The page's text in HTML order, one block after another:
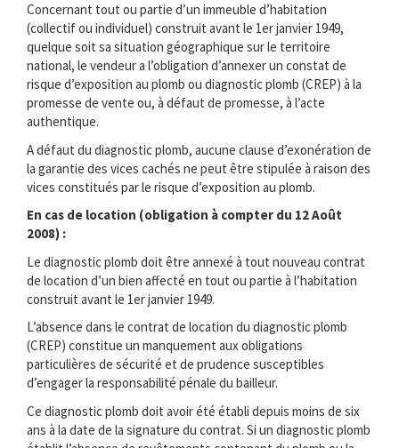
Concernant tout ou partie d’un immeuble d’habitation
(collectif ou individuel) construit avant le 1er janvier 1949,
quelque soit sa situation géographique sur le territoire
national, le vendeur a l’obligation d’annexer un constat de
risque d’exposition au plomb ou diagnostic plomb (CREP) à la
promesse de vente ou, à défaut de promesse, à l’acte
authentique.
A défaut du diagnostic plomb, aucune clause d’exonération de
la garantie des vices cachés ne peut être stipulée à raison des
vices constitués par le risque d’exposition au plomb.
En cas de location (obligation à compter du 12 Août
2008) :
Le diagnostic plomb doit être annexé à tout nouveau contrat
de location d’un bien affecté en tout ou partie à l’habitation
construit avant le 1er janvier 1949.
L’absence dans le contrat de location du diagnostic plomb
(CREP) constitue un manquement aux obligations
particulières de sécurité et de prudence susceptibles
d’engager la responsabilité pénale du bailleur.
Ce diagnostic plomb doit avoir été établi depuis moins de six
ans à la date de la signature du contrat. Si un diagnostic plomb